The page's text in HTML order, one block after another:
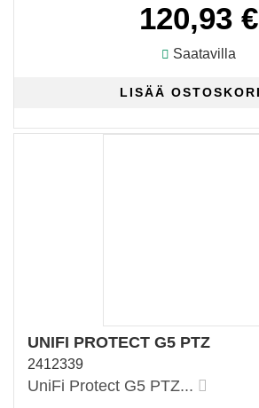
120,93 €
Saatavilla
UNIFI PROTECT G5 PTZ
2412339
UniFi Protect G5 PTZ...